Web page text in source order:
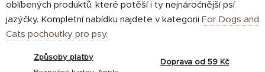
oblíbených produktů, které potěší i ty nejnáročnější psí
jazýčky. Kompletní nabídku najdete v kategorii For Dogs and
Cats pochoutky pro psy.
Způsoby platby
Doprava od 59 Kč